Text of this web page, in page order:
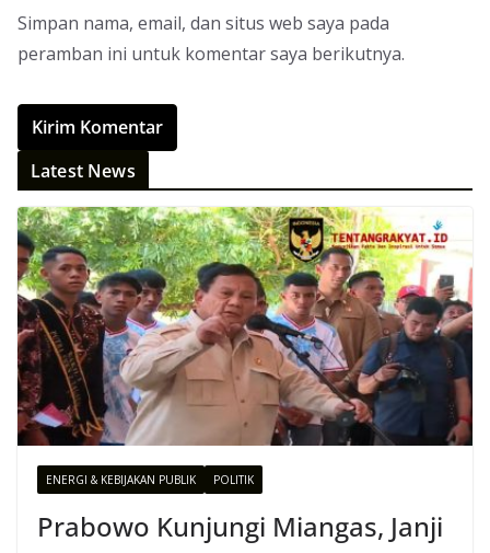
Simpan nama, email, dan situs web saya pada
peramban ini untuk komentar saya berikutnya.
Latest News
ENERGI & KEBIJAKAN PUBLIK POLITIK
Prabowo Kunjungi Miangas, Janji